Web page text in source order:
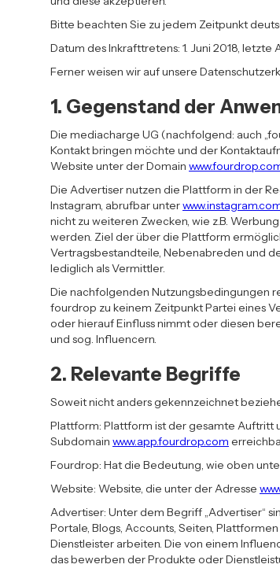
Bitte beachten Sie zu jedem Zeitpunkt
Datum des Inkrafttretens: 1. Juni 2018, letzte
Ferner weisen wir auf unsere
1. Gegenstand der
Die mediacharge UG (nachfolgend: auch
Kontakt bringen möchte und der
Website unter der Domain
Die Advertiser nutzen die Plattform in der
Instagram, abrufbar unter
nicht zu weiteren Zwecken, wie z.B.
werden. Ziel der über die Plattform
Vertragsbestandteile, Nebenabreden und
lediglich als Vermittler.
Die nachfolgenden Nutzungsbedingungen
fourdrop zu keinem Zeitpunkt Partei eines
oder hierauf Einfluss nimmt oder diesen
und sog. Influencern.
2. Relevante Begriffe
Soweit nicht anders gekennzeichnet
Plattform: Plattform ist der gesamte Auftritt
Subdomain www.app.fourdrop.com
Fourdrop: Hat die Bedeutung, wie oben
Website: Website, die unter der Adresse
Advertiser: Unter dem Begriff „Advertiser“
Portale, Blogs, Accounts, Seiten,
Dienstleister arbeiten. Die von einem
das bewerben der Produkte oder